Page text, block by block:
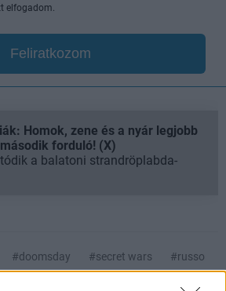
elfogadom.
Feliratkozom
Homok, zene és a nyár legjobb
forduló! (X)
a balatoni strandröplabda-
#doomsday #secret wars
#russo